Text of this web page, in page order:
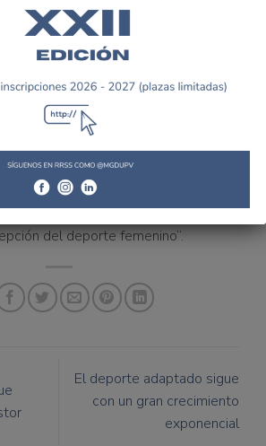
amantes del deporte es el que
de comunicación. Se estableció
más el deporte masculino y que
vídeos sobre el cuerpo de algún
cualquier otro deporte”. Tal es el
que la solución es tan simple
de comunicación se tiene que
Esta podría ser pues, la conclusión
dejó indiferente a nadie y que según
“podría marcar un antes y un
del deporte femenino”.
El deporte adaptado sigue
con un gran crecimiento
exponencial